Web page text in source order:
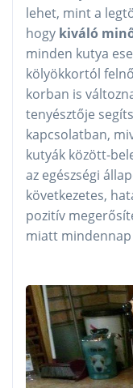
lehet, mint a
hogy kiváló
minden kutya
kölyökkortól
korban is
tenyésztője
kapcsolatban,
kutyák között-
az egészségi
következetes,
pozitív
miatt mindennap